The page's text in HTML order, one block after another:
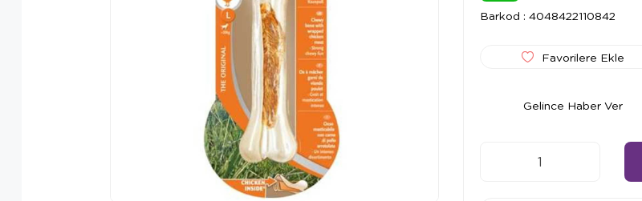
Barkod : 4048422110842
Favorilere Ekle
Gelince Haber Ver